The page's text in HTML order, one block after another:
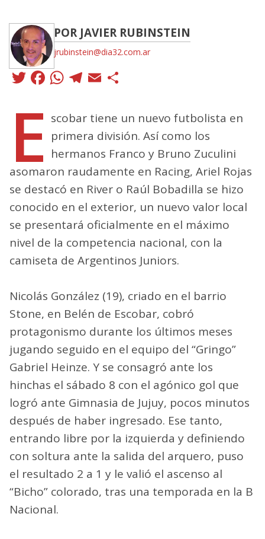
POR JAVIER RUBINSTEIN
jrubinstein@dia32.com.ar
Twitter
Facebook
WhatsApp
Telegram
Email
E scobar tiene un nuevo futbolista en
primera división. Así como los
hermanos Franco y Bruno Zuculini
asomaron raudamente en Racing, Ariel Rojas
se destacó en River o Raúl Bobadilla se hizo
conocido en el exterior, un nuevo valor local
se presentará oficialmente en el máximo
nivel de la competencia nacional, con la
camiseta de Argentinos Juniors.
Nicolás González (19), criado en el barrio
Stone, en Belén de Escobar, cobró
protagonismo durante los últimos meses
jugando seguido en el equipo del “Gringo”
Gabriel Heinze. Y se consagró ante los
hinchas el sábado 8 con el agónico gol que
logró ante Gimnasia de Jujuy, pocos minutos
después de haber ingresado. Ese tanto,
entrando libre por la izquierda y definiendo
con soltura ante la salida del arquero, puso
el resultado 2 a 1 y le valió el ascenso al
“Bicho” colorado, tras una temporada en la B
Nacional.